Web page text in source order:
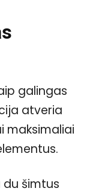
galingas
atveria
maksimaliai
šimtus